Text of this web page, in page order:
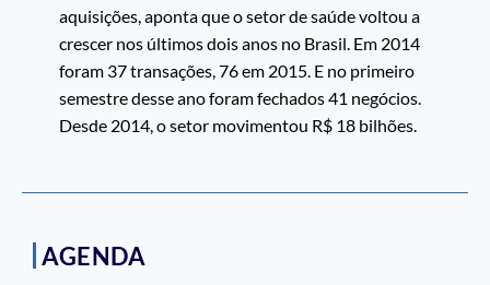
aquisições, aponta que o setor de saúde voltou a
crescer nos últimos dois anos no Brasil. Em 2014
foram 37 transações, 76 em 2015. E no primeiro
semestre desse ano foram fechados 41 negócios.
Desde 2014, o setor movimentou R$ 18 bilhões.
AGENDA